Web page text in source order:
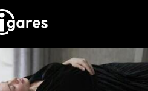
Location de voiture